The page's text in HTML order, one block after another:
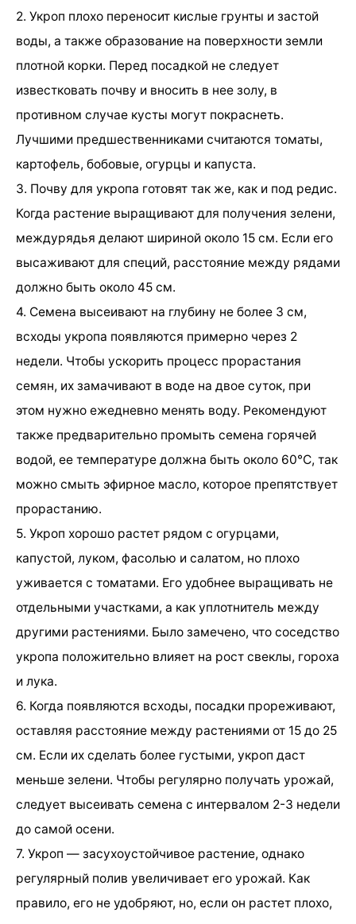
2. Укроп плохо переносит кислые грунты и застой
воды, а также образование на поверхности земли
плотной корки. Перед посадкой не следует
известковать почву и вносить в нее золу, в
противном случае кусты могут покраснеть.
Лучшими предшественниками считаются томаты,
картофель, бобовые, огурцы и капуста.
3. Почву для укропа готовят так же, как и под редис.
Когда растение выращивают для получения зелени,
междурядья делают шириной около 15 см. Если его
высаживают для специй, расстояние между рядами
должно быть около 45 см.
4. Семена высеивают на глубину не более 3 см,
всходы укропа появляются примерно через 2
недели. Чтобы ускорить процесс прорастания
семян, их замачивают в воде на двое суток, при
этом нужно ежедневно менять воду. Рекомендуют
также предварительно промыть семена горячей
водой, ее температуре должна быть около 60°С, так
можно смыть эфирное масло, которое препятствует
прорастанию.
5. Укроп хорошо растет рядом с огурцами,
капустой, луком, фасолью и салатом, но плохо
уживается с томатами. Его удобнее выращивать не
отдельными участками, а как уплотнитель между
другими растениями. Было замечено, что соседство
укропа положительно влияет на рост свеклы, гороха
и лука.
6. Когда появляются всходы, посадки прореживают,
оставляя расстояние между растениями от 15 до 25
см. Если их сделать более густыми, укроп даст
меньше зелени. Чтобы регулярно получать урожай,
следует высеивать семена с интервалом 2-3 недели
до самой осени.
7. Укроп — засухоустойчивое растение, однако
регулярный полив увеличивает его урожай. Как
правило, его не удобряют, но, если он растет плохо,